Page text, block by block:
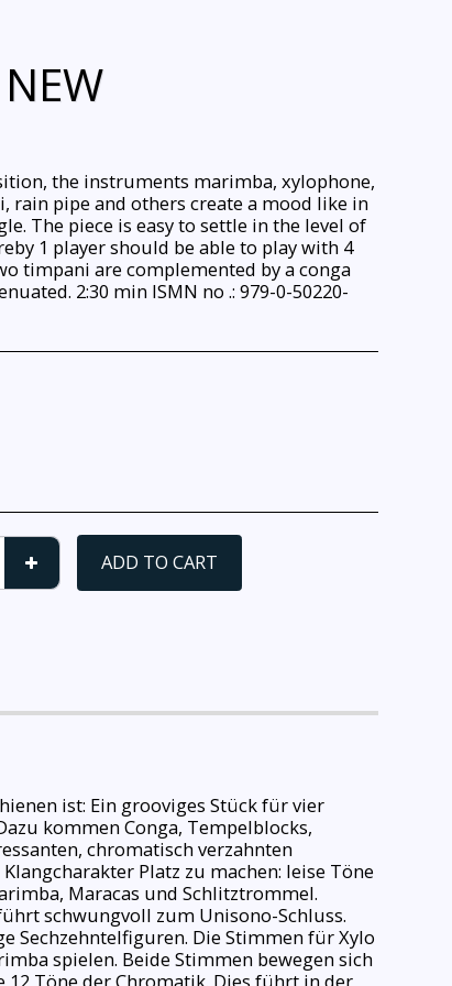
the instruments marimba, xylophone,
rain pipe and others create a mood like in
The piece is easy to settle in the level of
1 player should be able to play with 4
timpani are complemented by a conga
2:30 min ISMN no .: 979-0-50220-
ADD TO CART
ist: Ein grooviges Stück für vier
kommen Conga, Tempelblocks,
chromatisch verzahnten
Platz zu machen: leise Töne
Maracas und Schlitztrommel.
schwungvoll zum Unisono-Schluss.
Sechzehntelfiguren. Die Stimmen für Xylo
spielen. Beide Stimmen bewegen sich
12 Töne der Chromatik. Dies führt in der